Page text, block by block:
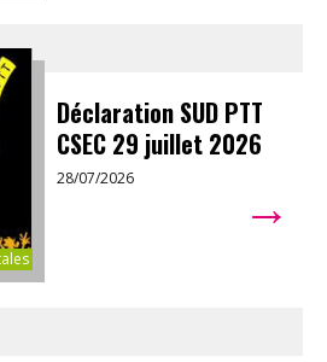
Déclaration SUD PTT
CSEC 29 juillet 2026
28/07/2026 →